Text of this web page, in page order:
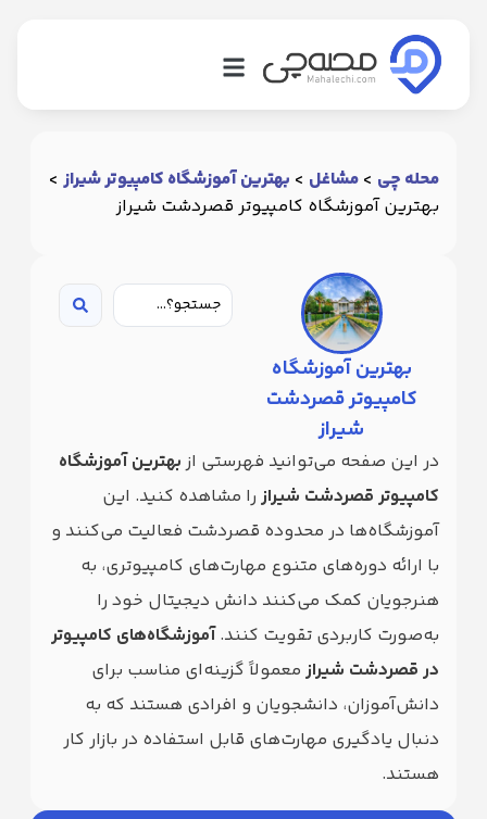
محله چی> مشاغل> بهترین آموزشگاه کامپیوتر شیراز>
بهترین آموزشگاه کامپیوتر قصردشت شیراز
بهترین آموزشگاه
کامپیوتر قصردشت
شیراز
در این صفحه می‌توانید فهرستی از بهترین آموزشگاه
کامپیوتر قصردشت شیرازرا مشاهده کنید. این
آموزشگاه‌ها در محدوده قصردشت فعالیت می‌کنند و
با ارائه دوره‌های متنوع مهارت‌های کامپیوتری، به
هنرجویان کمک می‌کنند دانش دیجیتال خود را
به‌صورت کاربردی تقویت کنند.آموزشگاه‌های کامپیوتر
در قصردشت شیرازمعمولاً گزینه‌ای مناسب برای
دانش‌آموزان، دانشجویان و افرادی هستند که به
دنبال یادگیری مهارت‌های قابل استفاده در بازار کار
هستند.